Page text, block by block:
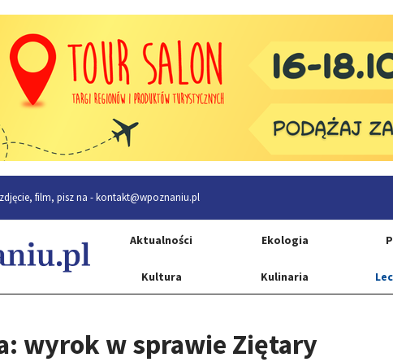
film, pisz na -kontakt@wpoznaniu.pl
Aktualności Ekologia
Kultura Kulinaria
wyrok w sprawie Ziętary